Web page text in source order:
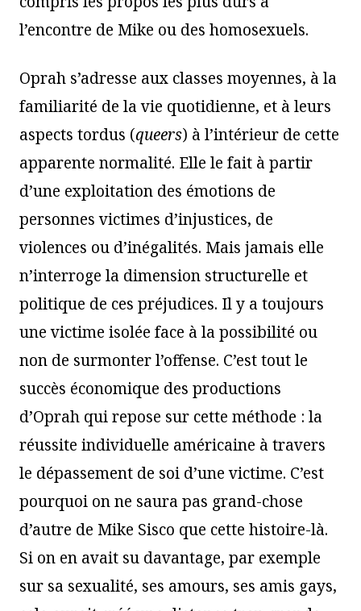
l’encontre de Mike ou des homosexuels.
Oprah s’adresse aux classes moyennes, à la
familiarité de la vie quotidienne, et à leurs
aspects tordus (queers) à l’intérieur de cette
apparente normalité. Elle le fait à partir
d’une exploitation des émotions de
personnes victimes d’injustices, de
violences ou d’inégalités. Mais jamais elle
n’interroge la dimension structurelle et
politique de ces préjudices. Il y a toujours
une victime isolée face à la possibilité ou
non de surmonter l’offense. C’est tout le
succès économique des productions
d’Oprah qui repose sur cette méthode : la
réussite individuelle américaine à travers
le dépassement de soi d’une victime. C’est
pourquoi on ne saura pas grand-chose
d’autre de Mike Sisco que cette histoire-là.
Si on en avait su davantage, par exemple
sur sa sexualité, ses amours, ses amis gays,